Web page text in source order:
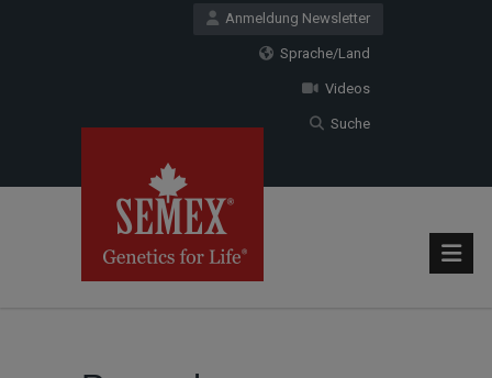
Anmeldung Newsletter
Sprache/Land
Videos
Suche